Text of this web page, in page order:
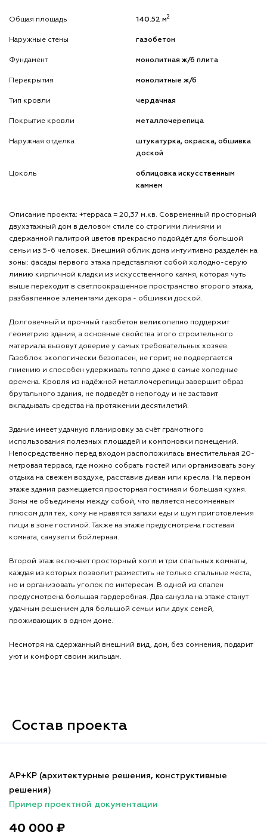
Общая площадь 140.52 м2
Наружные стены газобетон
Фундамент монолитная ж/б плита
Перекрытия монолитные ж/б
Тип кровли чердачная
Покрытие кровли металлочерепица
Наружная отделка
штукатурка, окраска, обшивка
доской
Цоколь
облицовка искусственным
камнем
Описание проекта: +терраса = 20,37 м.кв. Современный просторный
двухэтажный дом в деловом стиле со строгими линиями и
сдержанной палитрой цветов прекрасно подойдёт для большой
семьи из 5-6 человек. Внешний облик дома интуитивно разделён на
зоны: фасады первого этажа представляют собой холодно-серую
линию кирпичной кладки из искусственного камня, которая чуть
выше переходит в светлоокрашенное пространство второго этажа,
разбавленное элементами декора - обшивки доской.
Долговечный и прочный газобетон великолепно поддержит
геометрию здания, а основные свойства этого строительного
материала вызовут доверие у самых требовательных хозяев.
Газоблок экологически безопасен, не горит, не подвергается
гниению и способен удерживать тепло даже в самые холодные
времена. Кровля из надёжной металлочерепицы завершит образ
брутального здания, не подведёт в непогоду и не заставит
вкладывать средства на протяжении десятилетий.
Здание имеет удачную планировку за счёт грамотного
использования полезных площадей и компоновки помещений.
Непосредственно перед входом расположилась вместительная 20-
метровая терраса, где можно собрать гостей или организовать зону
отдыха на свежем воздухе, расставив диван или кресла. На первом
этаже здания размещается просторная гостиная и большая кухня.
Зоны не объединены между собой, что является несомненным
плюсом для тех, кому не нравятся запахи еды и шум приготовления
пищи в зоне гостиной. Также на этаже предусмотрена гостевая
комната, санузел и бойлерная.
Второй этаж включает просторный холл и три спальных комнаты,
каждая из которых позволит разместить не только спальные места,
но и организовать уголок по интересам. В одной из спален
предусмотрена большая гардеробная. Два санузла на этаже станут
удачным решением для большой семьи или двух семей,
проживающих в одном доме.
Несмотря на сдержанный внешний вид, дом, без сомнения, подарит
уют и комфорт своим жильцам.
Состав проекта
АР+КР (архитектурные решения, конструктивные
решения)
Пример проектной документации
40 000 ₽